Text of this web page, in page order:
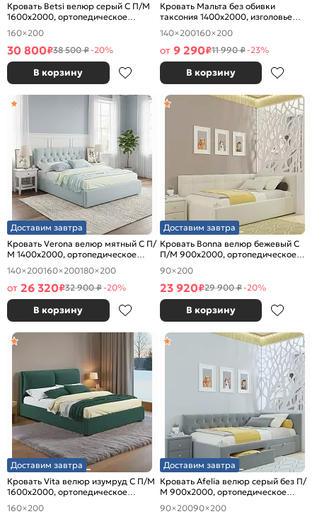
Кровать Betsi велюр серый С П/М
1600x2000, ортопедическое
основание, изголовье мягкое
160×200
30 800₽38 500 ₽-20%
В корзину
Кровать Мальта без обивки
таксония 1400x2000, изголовье
жесткое
140×200160×200
от 9 290₽11 990 ₽-23%
В корзину
Доставим завтра
Кровать Verona велюр мятный С П/
М 1400x2000, ортопедическое
основание, изголовье мягкое
140×200160×200180×200
от 26 320₽32 900 ₽-20%
В корзину
Доставим завтра
Кровать Bonna велюр бежевый С
П/М 900x2000, ортопедическое
основание, изголовье мягкое
90×200
23 920₽29 900 ₽-20%
В корзину
Доставим завтра
Кровать Vita велюр изумруд С П/М
1600x2000, ортопедическое
основание, изголовье мягкое
160×200
Доставим завтра
Кровать Afelia велюр серый без П/
М 900x2000, ортопедическое
основание, изголовье мягкое
90×20090×200